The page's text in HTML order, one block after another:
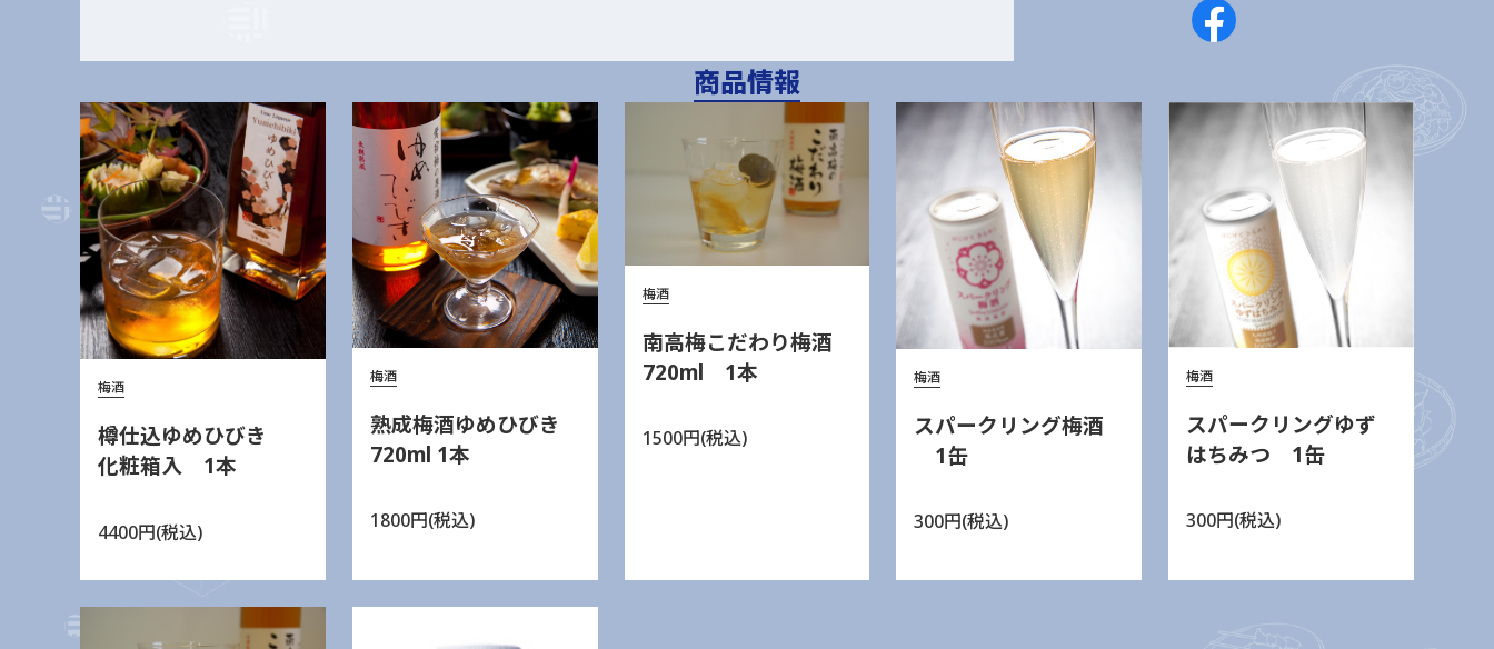
商品情報
梅酒
樽仕込ゆめひびき
化粧箱入 1本
4400円(税込)
梅酒
熟成梅酒ゆめひびき
720ml 1本
1800円(税込)
梅酒
南高梅こだわり梅酒
720ml 1本
1500円(税込)
梅酒
スパークリング梅酒
1缶
300円(税込)
梅酒
スパークリングゆず
はちみつ 1缶
300円(税込)